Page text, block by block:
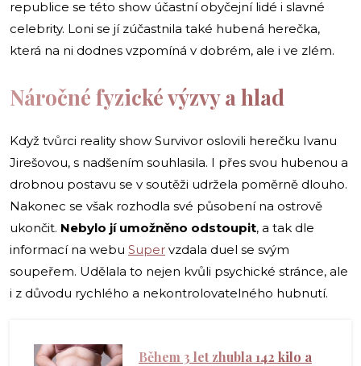
republice se této show účastní obyčejní lidé i slavné
celebrity. Loni se jí zúčastnila také hubená herečka,
která na ni dodnes vzpomíná v dobrém, ale i ve zlém.
Náročné fyzické výzvy a hlad
Když tvůrci reality show Survivor oslovili herečku Ivanu
Jirešovou, s nadšením souhlasila. I přes svou hubenou a
drobnou postavu se v soutěži udržela poměrně dlouho.
Nakonec se však rozhodla své působení na ostrově
ukončit. Nebylo jí umožněno odstoupit, a tak dle
informací na webu Super vzdala duel se svým
soupeřem. Udělala to nejen kvůli psychické stránce, ale
i z důvodu rychlého a nekontrolovatelného hubnutí.
Během 3 let zhubla 142 kilo a